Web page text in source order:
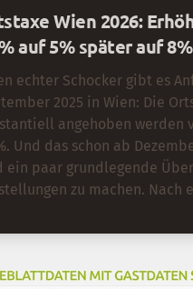
Wien 2026:
auf 5% später auf 8%
echter Schocker gibt es
2025 in Wien: Die
angehoben werden
Und das schon ab
ein paar grundlegende
zu machen. Nach einer Woche
sine